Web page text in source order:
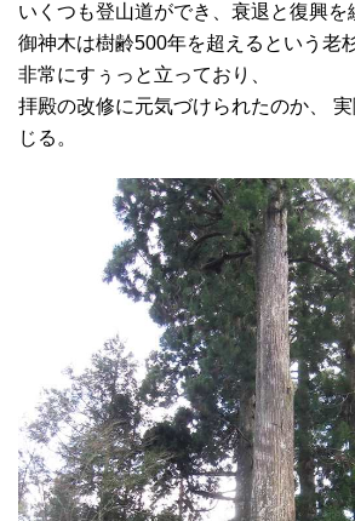
いくつも登山道ができ、衰退と復興を
御神木は樹齢500年を超えるという老
非常にすぅっと立っており、
拝殿の改修に元気づけられたのか、
じる。